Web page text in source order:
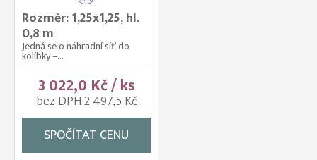
Rozměr: 1,25x1,25, hl.
0,8 m
Jedná se o náhradní síť do
kolíbky –...
3 022,0 Kč / ks
bez DPH 2 497,5 Kč
SPOČÍTAT CENU